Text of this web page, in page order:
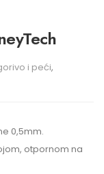
i peći,
0,5mm.
otpornom na